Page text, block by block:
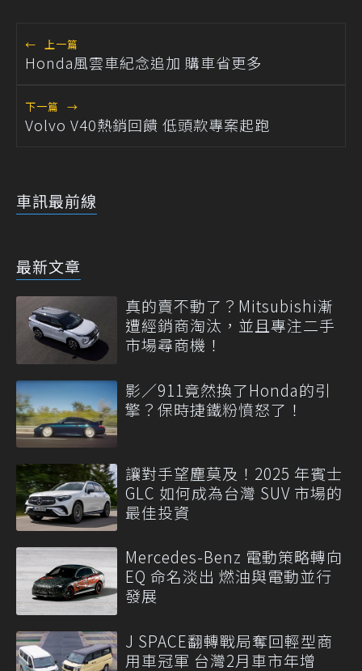
← 上一篇
Honda風雲車紀念追加 購車省更多
下一篇 →
Volvo V40熱銷回饋 低頭款專案起跑
車訊最前線
最新文章
真的賣不動了？Mitsubishi漸
遭經銷商淘汰，並且專注二手
市場尋商機！
影／911竟然換了Honda的引
擎？保時捷鐵粉憤怒了！
讓對手望塵莫及！2025 年賓士
GLC 如何成為台灣 SUV 市場的
最佳投資
Mercedes-Benz 電動策略轉向
EQ 命名淡出 燃油與電動並行
發展
J SPACE翻轉戰局奪回輕型商
用車冠軍 台灣2月車市年增